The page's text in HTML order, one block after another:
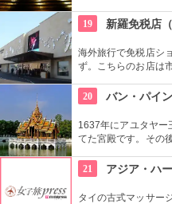
19
新羅免税店
海外旅行で免税店シ
ず。こちらのお店は
す。買い物をがんば
20 バン・パイ
1637年にアユタヤー
てた宮殿です。その
の美しい庭園も見所
21 アジア・ハ
タイの古式マッサー